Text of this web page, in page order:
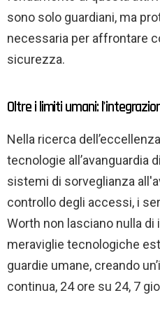
sono solo guardiani, ma
necessaria per affrontare
sicurezza.
Oltre i limiti umani:
Nella ricerca
tecnologie all’avanguardia
sistemi di sorveglianza
controllo degli accessi, i
Worth non lasciano nulla di
meraviglie tecnologiche
guardie umane, creando
continua, 24 ore su 24, 7